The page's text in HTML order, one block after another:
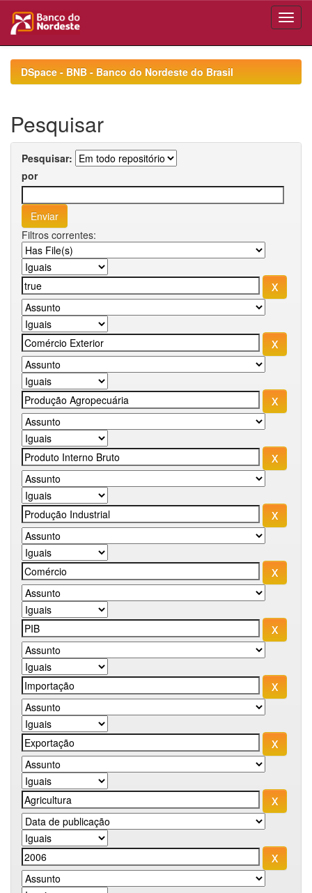
navigationDSpace - BNB - Banco do Nordeste do Brasil
Pesquisar
Pesquisar:
por
Filtros correntes: